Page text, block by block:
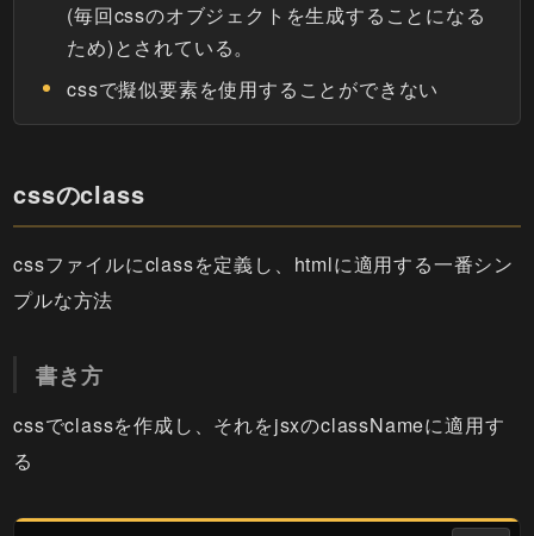
(毎回cssのオブジェクトを生成することになる
ため)とされている。
cssで擬似要素を使用することができない
cssのclass
cssファイルにclassを定義し、htmlに適用する一番シン
プルな方法
書き方
cssでclassを作成し、それをjsxのclassNameに適用す
る